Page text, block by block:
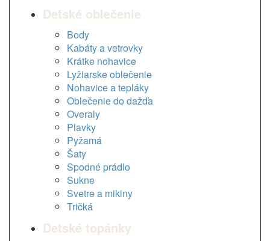
Detské oblečenie
Body
Kabáty a vetrovky
Krátke nohavice
Lyžiarske oblečenie
Nohavice a tepláky
Oblečenie do dažďa
Overaly
Plavky
Pyžamá
Šaty
Spodné prádlo
Sukne
Svetre a mikiny
Tričká
Detské topánky